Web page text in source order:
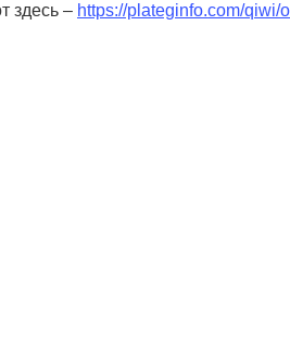
здесь – https://plateginfo.com/qiwi/